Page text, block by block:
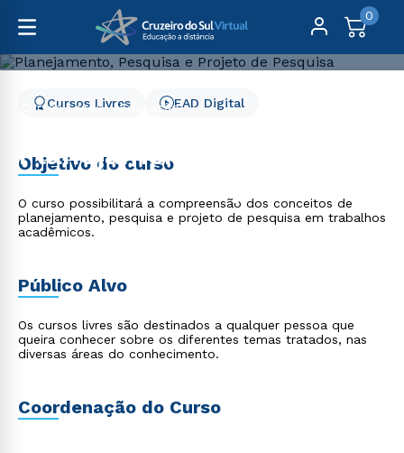
0
Cursos Livres
Educação
Planejamento, Pesquisa e
Projeto de Pesquisa
Cursos Livres EAD Digital
Objetivo do curso
O curso possibilitará a compreensão dos conceitos de
planejamento, pesquisa e projeto de pesquisa em trabalhos
acadêmicos.
Público Alvo
Os cursos livres são destinados a qualquer pessoa que
queira conhecer sobre os diferentes temas tratados, nas
diversas áreas do conhecimento.
Coordenação do Curso